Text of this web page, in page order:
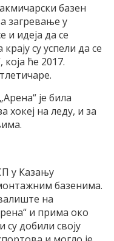
базен
загревање у
и идеја да се
су успели да се
ће 2017.
је била
хокеј на леду, и за
у Казању
базенима.
на
и прима око
су добили своју